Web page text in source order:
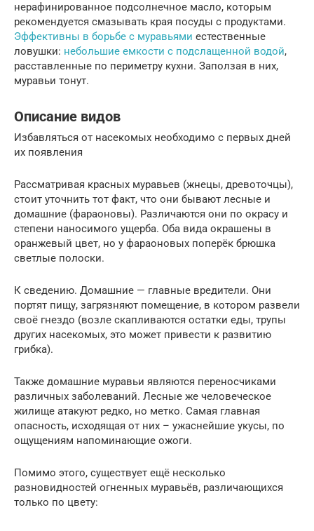
нерафинированное подсолнечное масло, которым
рекомендуется смазывать края посуды с продуктами.
Эффективны в борьбе с муравьями естественные
ловушки: небольшие емкости с подслащенной водой,
расставленные по периметру кухни. Заползая в них,
муравьи тонут.
Описание видов
Избавляться от насекомых необходимо с первых дней
их появления
Рассматривая красных муравьев (жнецы, древоточцы),
стоит уточнить тот факт, что они бывают лесные и
домашние (фараоновы). Различаются они по окрасу и
степени наносимого ущерба. Оба вида окрашены в
оранжевый цвет, но у фараоновых поперёк брюшка
светлые полоски.
К сведению. Домашние — главные вредители. Они
портят пищу, загрязняют помещение, в котором развели
своё гнездо (возле скапливаются остатки еды, трупы
других насекомых, это может привести к развитию
грибка).
Также домашние муравьи являются переносчиками
различных заболеваний. Лесные же человеческое
жилище атакуют редко, но метко. Самая главная
опасность, исходящая от них – ужаснейшие укусы, по
ощущениям напоминающие ожоги.
Помимо этого, существует ещё несколько
разновидностей огненных муравьёв, различающихся
только по цвету: